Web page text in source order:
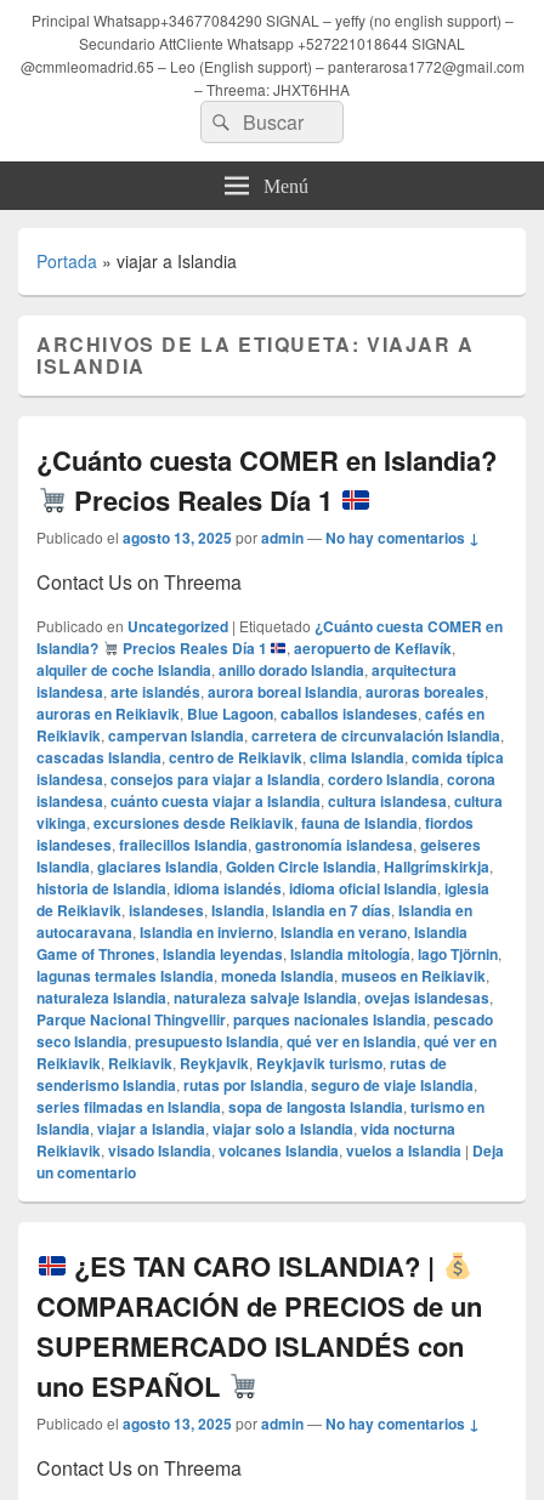
Principal Whatsapp+34677084290 SIGNAL – yeffy (no english support) –
Secundario AttCliente Whatsapp +527221018644 SIGNAL
@cmmleomadrid.65 – Leo (English support) – panterarosa1772@gmail.com
– Threema: JHXT6HHA
Buscar
por:
Buscar
Menú
Portada » viajar a Islandia
ARCHIVOS DE LA ETIQUETA:VIAJAR A
ISLANDIA
¿Cuánto cuesta COMER en Islandia?
Precios Reales Día 1
Publicado el agosto 13, 2025poradmin—No hay comentarios ↓
Contact Us on Threema
Publicado en Uncategorized | Etiquetado ¿Cuánto cuesta COMER en
Islandia?
Precios Reales Día 1 ,aeropuerto de Keflavík,
alquiler de coche Islandia, anillo dorado Islandia, arquitectura
islandesa, arte islandés, aurora boreal Islandia, auroras boreales,
auroras en Reikiavik, Blue Lagoon, caballos islandeses, cafés en
Reikiavik, campervan Islandia, carretera de circunvalación Islandia,
cascadas Islandia, centro de Reikiavik, clima Islandia, comida típica
islandesa, consejos para viajar a Islandia, cordero Islandia, corona
islandesa, cuánto cuesta viajar a Islandia, cultura islandesa, cultura
vikinga, excursiones desde Reikiavik, fauna de Islandia, fiordos
islandeses, frailecillos Islandia, gastronomía islandesa, geiseres
Islandia, glaciares Islandia, Golden Circle Islandia, Hallgrímskirkja,
historia de Islandia, idioma islandés, idioma oficial Islandia, iglesia
de Reikiavik, islandeses, Islandia, Islandia en 7 días, Islandia en
autocaravana, Islandia en invierno, Islandia en verano, Islandia
Game of Thrones, Islandia leyendas, Islandia mitología, lago Tjörnin,
lagunas termales Islandia, moneda Islandia, museos en Reikiavik,
naturaleza Islandia, naturaleza salvaje Islandia, ovejas islandesas,
Parque Nacional Thingvellir, parques nacionales Islandia, pescado
seco Islandia, presupuesto Islandia, qué ver en Islandia, qué ver en
Reikiavik, Reikiavik, Reykjavik, Reykjavik turismo, rutas de
senderismo Islandia, rutas por Islandia, seguro de viaje Islandia,
series filmadas en Islandia, sopa de langosta Islandia, turismo en
Islandia, viajar a Islandia, viajar solo a Islandia, vida nocturna
Reikiavik, visado Islandia, volcanes Islandia, vuelos a Islandia | Deja
un comentario
¿ES TAN CARO ISLANDIA? |
COMPARACIÓN de PRECIOS de un
SUPERMERCADO ISLANDÉS con
uno ESPAÑOL
Publicado el agosto 13, 2025poradmin—No hay comentarios ↓
Contact Us on Threema